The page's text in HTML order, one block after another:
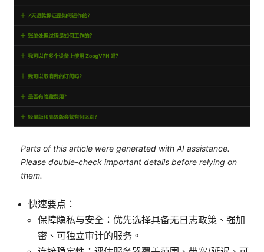
Parts of this article were generated with AI assistance.
Please double-check important details before relying on
them.
快速要点：
保障隐私与安全：优先选择具备无日志政策、强加
密、可独立审计的服务。